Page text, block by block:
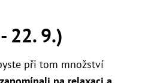
22. 9.)
při tom množství